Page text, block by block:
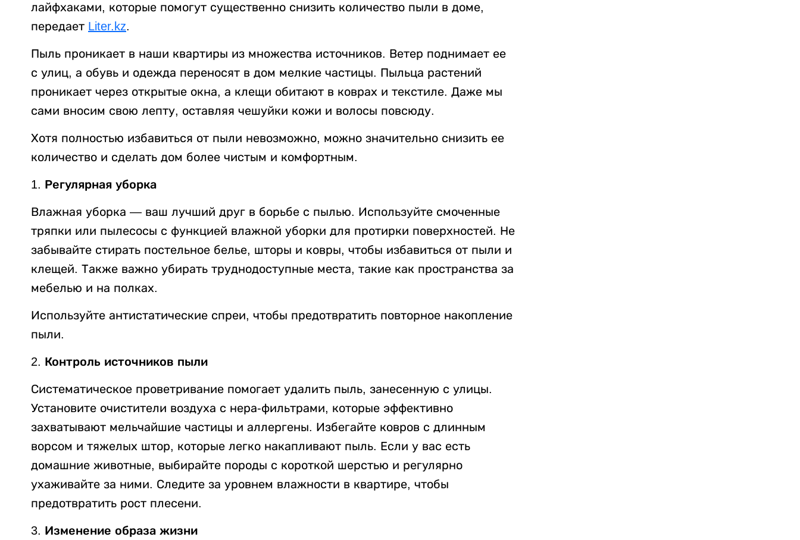
лайфхаками, которые помогут существенно снизить количество пыли в доме,
передает Liter.kz.
Пыль проникает в наши квартиры из множества источников. Ветер поднимает ее
с улиц, а обувь и одежда переносят в дом мелкие частицы. Пыльца растений
проникает через открытые окна, а клещи обитают в коврах и текстиле. Даже мы
сами вносим свою лепту, оставляя чешуйки кожи и волосы повсюду.
Хотя полностью избавиться от пыли невозможно, можно значительно снизить ее
количество и сделать дом более чистым и комфортным.
1. Регулярная уборка
Влажная уборка — ваш лучший друг в борьбе с пылью. Используйте смоченные
тряпки или пылесосы с функцией влажной уборки для протирки поверхностей. Не
забывайте стирать постельное белье, шторы и ковры, чтобы избавиться от пыли и
клещей. Также важно убирать труднодоступные места, такие как пространства за
мебелью и на полках.
Используйте антистатические спреи, чтобы предотвратить повторное накопление
пыли.
2. Контроль источников пыли
Систематическое проветривание помогает удалить пыль, занесенную с улицы.
Установите очистители воздуха с нера-фильтрами, которые эффективно
захватывают мельчайшие частицы и аллергены. Избегайте ковров с длинным
ворсом и тяжелых штор, которые легко накапливают пыль. Если у вас есть
домашние животные, выбирайте породы с короткой шерстью и регулярно
ухаживайте за ними. Следите за уровнем влажности в квартире, чтобы
предотвратить рост плесени.
3. Изменение образа жизни